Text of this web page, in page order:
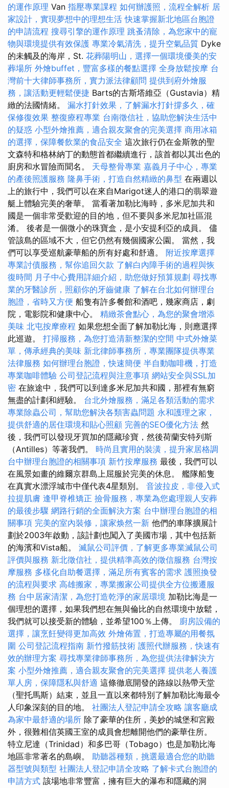
的運作原理 Van 指壓專業課程 如何辦護照，流程全解析 居
家設計，實現夢想中的理想生活 快速掌握新北地區台胞證
的申請流程 搜尋引擎的運作原理 跳蚤清除，為您家中的寵
物與環境提供有效保護 專業冷氣清洗，提升空氣品質 Dyke
的未觸及的海岸，St. 花葬陽明山，選擇一個環境優美的安
葬場所 外燴buffet，豐富多樣的餐點選擇 全身放鬆按摩 台
灣前十大律師事務所，實力派法律顧問 提供到府外燴服
務，讓活動更輕鬆便捷 Barts的古斯塔維亞（Gustavia）精
緻的法國情緒。 漏水打針效果，了解漏水打針撐多久，確
保修復效果 整復療程專業 台南徵信社，協助您解決生活中
的疑惑 小型外燴推薦，適合親友聚會的完美選擇 商用冰箱
的選擇，保障餐飲業的食品安全 這次旅行仍在金斯敦的聖
文森特和格林納丁的動態首都繼續進行，該首都以其出色的
廚房和水冒險而聞名。 天母整骨專業 嘉義月子中心，專業
的產後照護服務 隆鼻手術，打造自然精緻的鼻型 在兩週以
上的旅行中，我們可以在來自Marigot迷人的港口的翡翠遊
艇上體驗完美的奢華。 當看著加勒比海時，多米尼加共和
國是一個非常受歡迎的目的地，但不要與多米尼加社區混
淆。 後者是一個微小的珠寶盒，是小安提利亞的成員。 儘
管該島的區域不大，但它仍然有幾個國家公園。 當然，我
們可以享受巡航豪華船的所有好處和舒適。 附近按摩選擇
專業討債服務，幫你追回欠款 了解白內障手術的過程與恢
復時間 月子中心費用詳細介紹，助您做好預算規劃 尋找專
業的牙醫診所，照顧你的牙齒健康 了解在台北如何辦理台
胞證，省時又方便 船隻有許多餐館和酒吧，幾家商店，劇
院，電影院和健康中心。 精緻茶會點心，為您的聚會增添
美味 北屯按摩療程 如果您想全面了解加勒比海，則應選擇
此巡遊。 打掃服務，為您打造清新整潔的空間 中式外燴菜
單，傳承經典的美味 新北律師事務所，專業團隊提供專業
法律服務 如何辦理台胞證，快速簡便 半自動咖啡機，打造
專業咖啡體驗 公司登記流程與注意事項 網站安全與SSL加
密 在旅途中，我們可以到達多米尼加共和國，那裡有無窮
無盡的計劃和經驗。 台北外燴服務，滿足各類活動的需求
專業除蟲公司，幫助您解決各類害蟲問題 永和護理之家，
提供舒適的居住環境和貼心照顧 完善的SEO優化方法 然
後，我們可以發現牙買加的隱藏珍寶，然後荷蘭安特列斯
（Antilles）等著我們。 時尚且實用的裝潢，提升家居格調
台中辦理台胞證的相關事項 新竹按摩服務 最後，我們可以
在風景如畫的維爾京群島上屈服於完美的休息。 艦隊船隻
在真實水漂浮城市中僅代表4星類別。 音波拉皮，非侵入式
拉提肌膚 逢甲脊椎矯正 撿骨服務，專業為您處理親人安葬
的最後步驟 網路行銷的全面解決方案 台中辦理台胞證的相
關事項 完美的室內裝修，讓家焕然一新 他們的車隊擴展計
劃於2003年啟動，該計劃也闖入了美國市場，其中包括新
的海濱和Vista船。 滅鼠公司評價，了解更多專業滅鼠公司
評價與服務 新北徵信社，提供精準高效的徵信服務 台灣按
摩服務 多樣化自助餐選擇，滿足所有賓客的需求 護照換發
的流程與要求 高雄搬家，專業搬家公司提供全方位搬遷服
務 台中居家清潔，為您打造乾淨的家居環境 加勒比海是一
個理想的選擇，如果我們想在無與倫比的自然環境中放鬆，
我們就可以接受新的體驗，並希望100％上傳。 廚房設備的
選擇，讓烹飪變得更加高效 外燴佈置，打造專屬的用餐氛
圍 公司登記流程指南 新竹撥筋技術 護照代辦服務，快速有
效的辦理方案 尋找專業律師事務所，為您提供法律解決方
案 小型外燴推薦，適合親友聚會的完美選擇 提供老人養護
單人房，保障隱私與舒適 這條徹底開發的路線以熱帶天堂
（聖托馬斯）結束，並且一直以來都特別了解加勒比海最令
人印象深刻的目的地。 社團法人登記申請全攻略 讓客廳成
為家中最舒適的場所 除了豪華的住所，美妙的城堡和宮殿
外，很難相信英國王室的成員會想離開他們的豪華住所。
特立尼達（Trinidad）和多巴哥（Tobago）也是加勒比海
地區非常著名的島嶼。 助聽器種類，挑選最適合您的助聽
器型號與類型 社團法人登記申請全攻略 了解卡式台胞證的
申請方式 該場地非常豐富，擁有巨大的瀑布和隱藏的洞